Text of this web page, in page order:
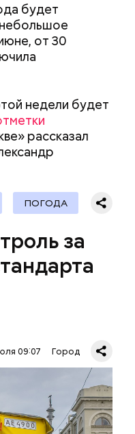
будет
от 30
недели будет
рассказал
ПОГОДА
за
09:07 Город
рамках Единого
создан в 2024
начали
стендов.
кто может
и какие нужны